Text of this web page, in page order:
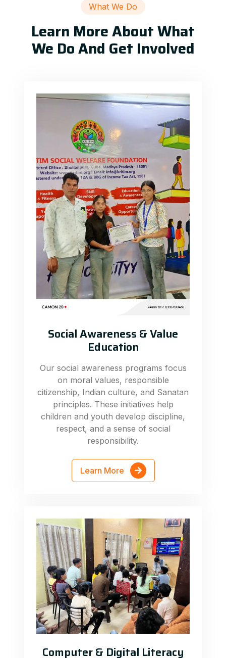
What We Do
Learn More About What
We Do And Get Involved
Social Awareness & Value
Education
Our social awareness programs focus
on moral values, responsible
citizenship, Indian culture, and Sanatan
principles. These initiatives help
children and youth develop discipline,
respect, and a sense of social
responsibility.
Learn More
Computer & Digital Literacy